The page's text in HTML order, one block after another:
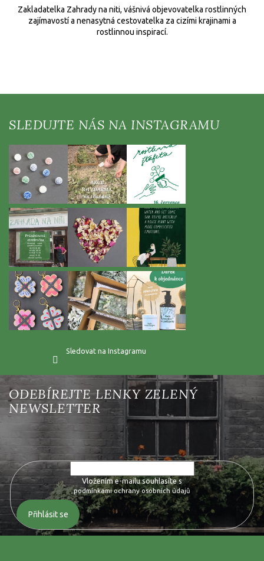
Zakladatelka Zahrady na niti, vášnivá objevovatelka rostlinných
zajímavostí a nenasytná cestovatelka za cizími krajinami a
rostlinnou inspirací.
Sledovat na Instagramu
Vložte svůj e-mail a my vám budeme zasílat informace o nových
produktech na našem e-shopu.
Vložením e-mailu souhlasíte s
podmínkami ochrany osobních údajů
Přihlásit se